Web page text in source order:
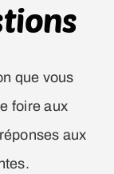
que vous
foire aux
aux